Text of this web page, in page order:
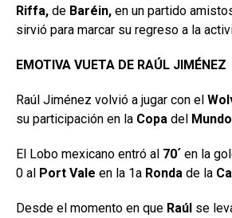
Riffa, de Baréin, en un partido
sirvió para marcar su regreso a la
EMOTIVA VUETA DE RAÚL JIMÉNEZ
Raúl Jiménez volvió a jugar con el
su participación en la Copa del
El Lobo mexicano entró al 70´ en la
0 al Port Vale en la 1a Ronda de la
Desde el momento en que Raúl se